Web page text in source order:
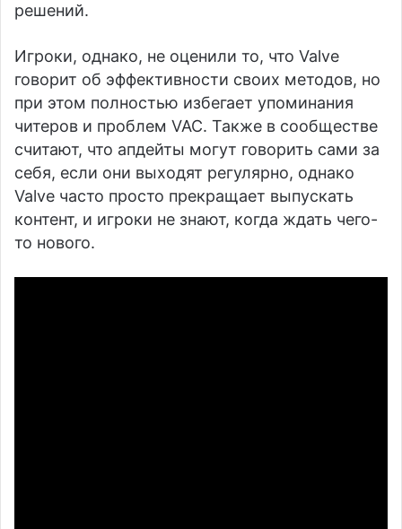
решений.
Игроки, однако, не оценили то, что Valve
говорит об эффективности своих методов, но
при этом полностью избегает упоминания
читеров и проблем VAC. Также в сообществе
считают, что апдейты могут говорить сами за
себя, если они выходят регулярно, однако
Valve часто просто прекращает выпускать
контент, и игроки не знают, когда ждать чего-
то нового.